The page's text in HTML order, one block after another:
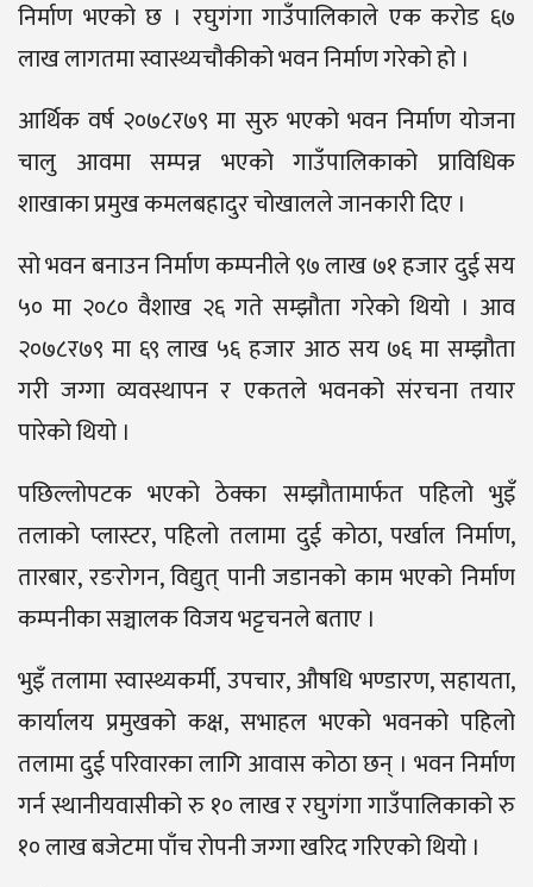
निर्माण भएको छ । रघुगंगा गाउँपालिकाले एक करोड ६७
लाख लागतमा स्वास्थ्यचौकीको भवन निर्माण गरेको हो ।
आर्थिक वर्ष २०७८र७९ मा सुरु भएको भवन निर्माण योजना
चालु आवमा सम्पन्न भएको गाउँपालिकाको प्राविधिक
शाखाका प्रमुख कमलबहादुर चोखालले जानकारी दिए ।
सो भवन बनाउन निर्माण कम्पनीले ९७ लाख ७१ हजार दुई सय
५० मा २०८० वैशाख २६ गते सम्झौता गरेको थियो । आव
२०७८र७९ मा ६९ लाख ५६ हजार आठ सय ७६ मा सम्झौता
गरी जग्गा व्यवस्थापन र एकतले भवनको संरचना तयार
पारेको थियो ।
पछिल्लोपटक भएको ठेक्का सम्झौतामार्फत पहिलो भुइँ
तलाको प्लास्टर, पहिलो तलामा दुई कोठा, पर्खाल निर्माण,
तारबार, रङरोगन, विद्युत् पानी जडानको काम भएको निर्माण
कम्पनीका सञ्चालक विजय भट्टचनले बताए ।
भुइँ तलामा स्वास्थ्यकर्मी, उपचार, औषधि भण्डारण, सहायता,
कार्यालय प्रमुखको कक्ष, सभाहल भएको भवनको पहिलो
तलामा दुई परिवारका लागि आवास कोठा छन् । भवन निर्माण
गर्न स्थानीयवासीको रु १० लाख र रघुगंगा गाउँपालिकाको रु
१० लाख बजेटमा पाँच रोपनी जग्गा खरिद गरिएको थियो ।